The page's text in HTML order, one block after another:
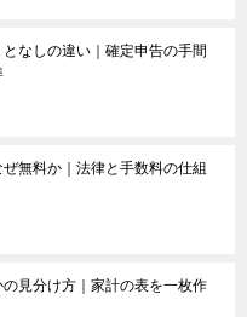
なしの違い｜確定申告の手間
無料か｜法律と手数料の仕組
見分け方｜家計の表を一枚作